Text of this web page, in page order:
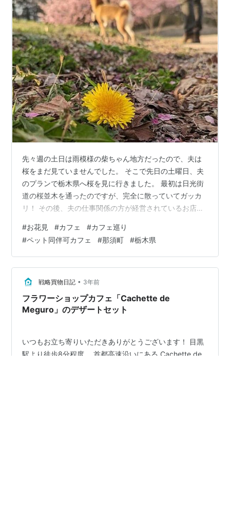
先々週の土日は雨模様の柴ちゃん地方だったので、夫は
桜をまだ見ていませんでした。 そこで先日の土曜日、夫
のプランで栃木県へ桜を見に行きました。 最初は日光街
道の桜並木を通ったのですが、完全に散っていてガッカ
リ！ その後、夫の仕事関係の方が経営されているお店
ラディス キッチン）那須町 「AUX PARADIS」は、香り
にこだわった商品を開発、販売している会社です。 （北
は宮城、南は福岡まで直営店があります♪） ですが、栃木
県那須町にお庭を少しずつ作っていて、自家製のヘーゼ
ルナッツを使ったお料理やスイーツが併設されたカフ…
#お花見 #カフェ #カフェ巡り
#ペット同伴可カフェ #那須町 #栃木県
戦略買物日記 • 3年前
フラワーショップカフェ「Cachette de
Meguro」のデザートセット